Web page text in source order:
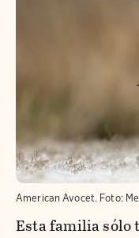
American Avocet. Foto:
Esta familia sólo